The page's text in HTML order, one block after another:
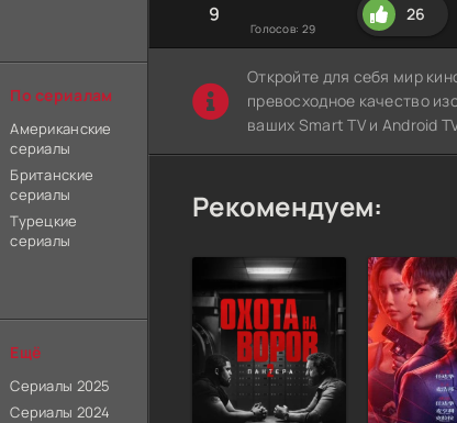
9
Голосов: 29
26
Откройте для себя мир
превосходное качество
ваших Smart TV и Android
Рекомендуем:
По сериалам
Американские
сериалы
Британские
сериалы
Турецкие
сериалы
Ещё
Сериалы 2025
Сериалы 2024